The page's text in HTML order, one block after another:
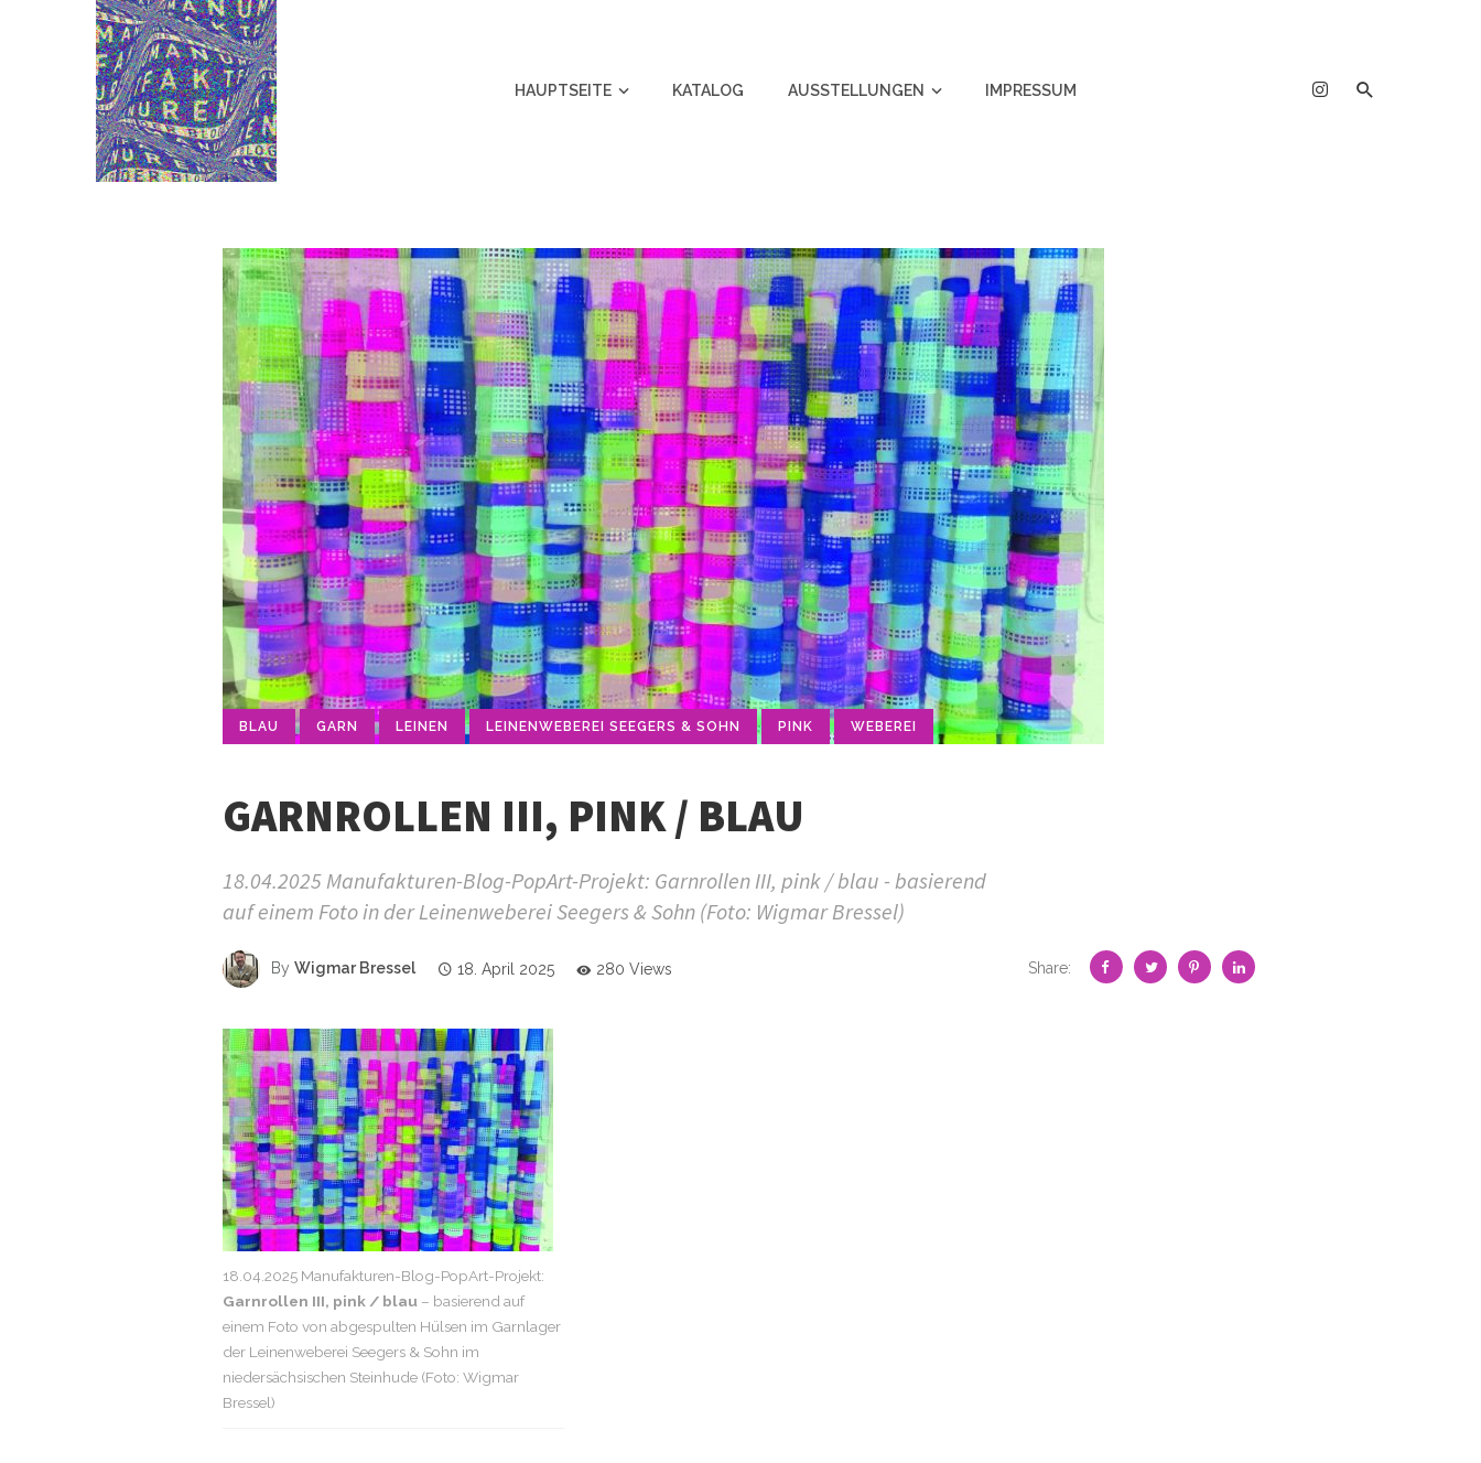
HAUPTSEITE KATALOG AUSSTELLUNGEN IMPRESSUM
BLAU GARN LEINEN LEINENWEBEREI SEEGERS & SOHN PINK WEBEREI
GARNROLLEN III, PINK / BLAU
18.04.2025 Manufakturen-Blog-PopArt-Projekt: Garnrollen III, pink / blau - basierend
auf einem Foto in der Leinenweberei Seegers & Sohn (Foto: Wigmar Bressel)
By Wigmar Bressel 18. April 2025 280 Views Share:
18.04.2025 Manufakturen-Blog-PopArt-Projekt:
Garnrollen III, pink / blau – basierend auf
einem Foto von abgespulten Hülsen im Garnlager
der Leinenweberei Seegers & Sohn im
niedersächsischen Steinhude (Foto: Wigmar
Bressel)